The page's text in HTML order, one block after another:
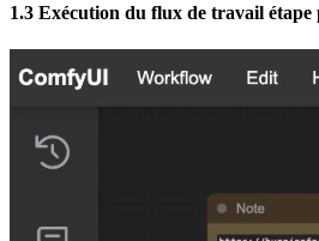
1.3 Exécution du flux de travail étape